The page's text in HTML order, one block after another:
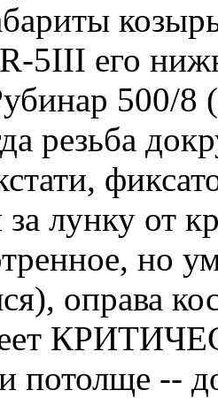
5III его
500/8
резьба
за лунку от
но
оправа
потолще --